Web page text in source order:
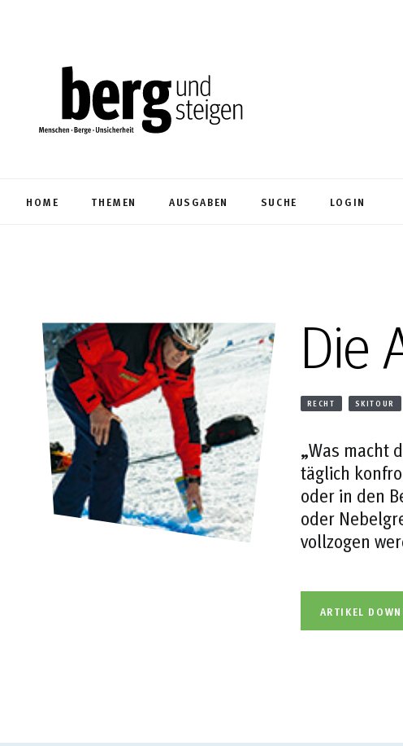
HOME THEMEN AUSGABEN SUCHE LOGIN
Die
RECHT SKITOUR
„Was macht
täglich
oder in den
oder
vollzogen
ARTIKEL